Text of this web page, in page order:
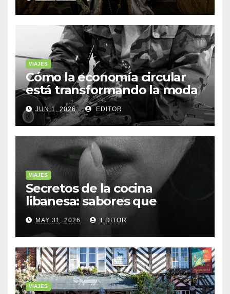
VIAJES
Cómo la economía circular
está transformando la moda
sostenible
JUN 1, 2026 EDITOR
VIAJES
Secretos de la cocina
libanesa: sabores que
cuentan historias
MAY 31, 2026 EDITOR
VIAJES